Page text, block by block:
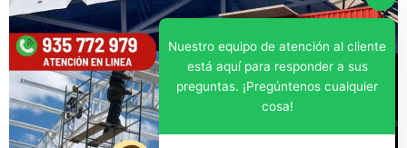
Nuestro equipo de atención al cliente
está aquí para responder a sus
preguntas. ¡Pregúntenos cualquier
cosa!